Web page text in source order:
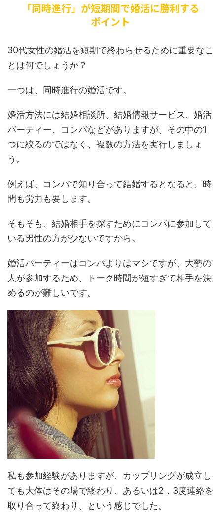
「同時進行」が短期間で婚活に勝利する
ポイント
30代女性の婚活を短期で終わらせるために重要なこ
とは何でしょうか？
一つは、同時進行の婚活です。
婚活方法には結婚相談所、結婚情報サービス、婚活
パーティー、コンパなどがありますが、その中の1
つに絞るのではなく、複数の方法を実行しましょ
う。
例えば、コンパで知り合って結婚するとなると、時
間も労力も要します。
そもそも、結婚相手を探すためにコンパに参加して
いる男性の方が少ないですから。
婚活パーティーはコンパよりはマシですが、大勢の
人が参加するため、トーク時間が短すぎて相手を決
めるのが難しいです。
私も参加経験がありますが、カップリングが成立し
ても大体はその場で終わり、あるいは2，3度連絡を
取り合って終わり、という感じでした。